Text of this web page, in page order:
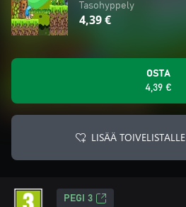
Tasohyppely
4,39 €
OSTA
4,39 €
LISÄÄ TOIVELISTALLE
PEGI 3